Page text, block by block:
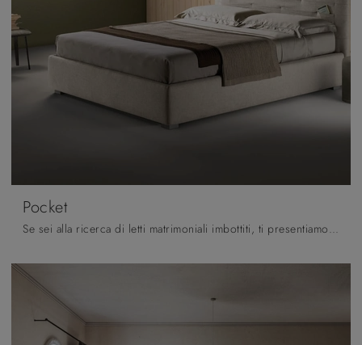
Pocket
Se sei alla ricerca di letti matrimoniali imbottiti, ti presentiamo il modello Pocket in tessuto per arricchire la camera da letto.